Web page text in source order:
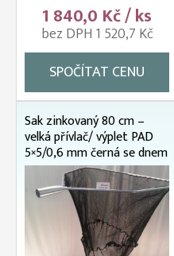
1 840,0 Kč / ks
bez DPH 1 520,7 Kč
SPOČÍTAT CENU
Sak zinkovaný 80 cm –
velká přívlač/ výplet PAD
5×5/0,6 mm černá se dnem